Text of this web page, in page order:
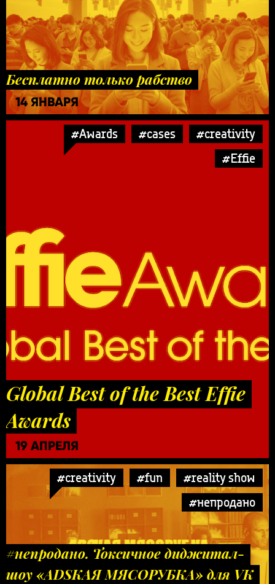
Бесплатно только рабство
14 ЯНВАРЯ
#Awards #cases
#creativity
#Effie
Global Best of the Best Effie
Awards
19 АПРЕЛЯ
#creativity #fun
#reality show
#непродано
#непродано. Токсичное диджитал-
шоу «ADSКАЯ МЯСОРУБКА» для VK